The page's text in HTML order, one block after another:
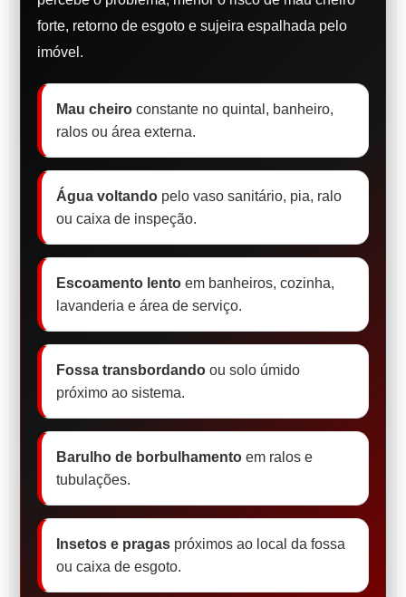
forte, retorno de esgoto e sujeira espalhada pelo
imóvel.
Mau cheiro constante no quintal, banheiro,
ralos ou área externa.
Água voltando pelo vaso sanitário, pia, ralo
ou caixa de inspeção.
Escoamento lento em banheiros, cozinha,
lavanderia e área de serviço.
Fossa transbordando ou solo úmido
próximo ao sistema.
Barulho de borbulhamento em ralos e
tubulações.
Insetos e pragas próximos ao local da fossa
ou caixa de esgoto.